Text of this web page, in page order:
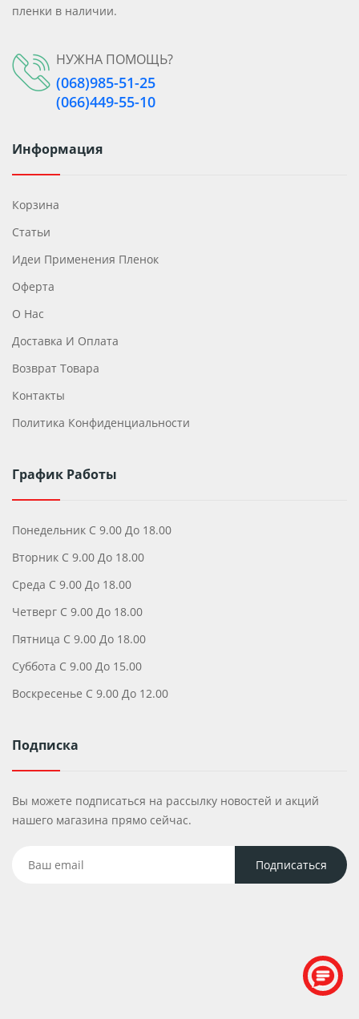
пленки в наличии.
НУЖНА ПОМОЩЬ?
(068)985-51-25
(066)449-55-10
Информация
Корзина
Статьи
Идеи Применения Пленок
Оферта
О Нас
Доставка И Оплата
Возврат Товара
Контакты
Политика Конфиденциальности
График Работы
Понедельник С 9.00 До 18.00
Вторник С 9.00 До 18.00
Среда С 9.00 До 18.00
Четверг С 9.00 До 18.00
Пятница С 9.00 До 18.00
Суббота С 9.00 До 15.00
Воскресенье С 9.00 До 12.00
Подписка
Вы можете подписаться на рассылку новостей и акций
нашего магазина прямо сейчас.